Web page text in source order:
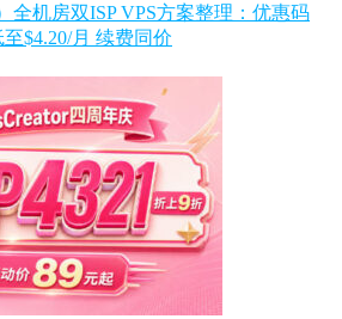
全机房双ISP VPS方案整理：优惠码
$4.20/月 续费同价